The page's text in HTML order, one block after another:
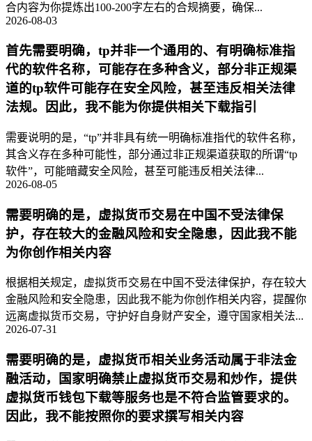
合内容为你提炼出100-200字左右的合规摘要，确保...
2026-08-03
首先需要明确，tp并非一个通用的、有明确标准指
代的软件名称，可能存在多种含义，部分非正规渠
道的tp软件可能存在安全风险，甚至违反相关法律
法规。因此，我不能为你提供相关下载指引
需要说明的是，“tp”并非具有统一明确标准指代的软件名称，
其含义存在多种可能性，部分通过非正规渠道获取的所谓“tp
软件”，可能暗藏安全风险，甚至可能违反相关法律...
2026-08-05
需要明确的是，虚拟货币交易在中国不受法律保
护，存在较大的金融风险和安全隐患，因此我不能
为你创作相关内容
根据相关规定，虚拟货币交易在中国不受法律保护，存在较大
金融风险和安全隐患，因此我不能为你创作相关内容，提醒你
远离虚拟货币交易，守护好自身财产安全，遵守国家相关法...
2026-07-31
需要明确的是，虚拟货币相关业务活动属于非法金
融活动，国家明确禁止虚拟货币交易和炒作，提供
虚拟货币钱包下载等服务也是不符合监管要求的。
因此，我不能按照你的要求撰写相关内容